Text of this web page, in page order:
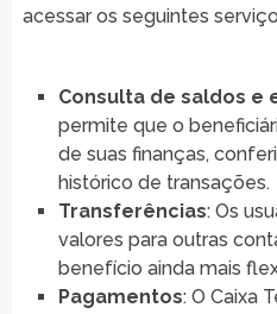
acessar os seguintes
Consulta de saldos e
permite que o
de suas finanças,
histórico de transações.
Transferências: Os
valores para outras
benefício ainda mais
Pagamentos: O Caixa